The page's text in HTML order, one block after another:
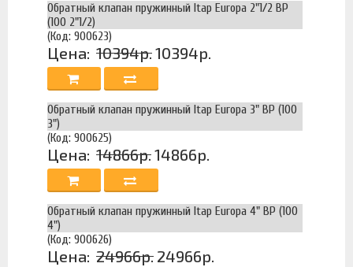
Обратный клапан пружинный Itap Europa 2"1/2 ВР
(100 2"1/2)
(Код: 900623)
Цена: 10394р.10394р.
Обратный клапан пружинный Itap Europa 3" ВР (100
3")
(Код: 900625)
Цена: 14866р.14866р.
Обратный клапан пружинный Itap Europa 4" ВР (100
4")
(Код: 900626)
Цена: 24966р. 24966р.